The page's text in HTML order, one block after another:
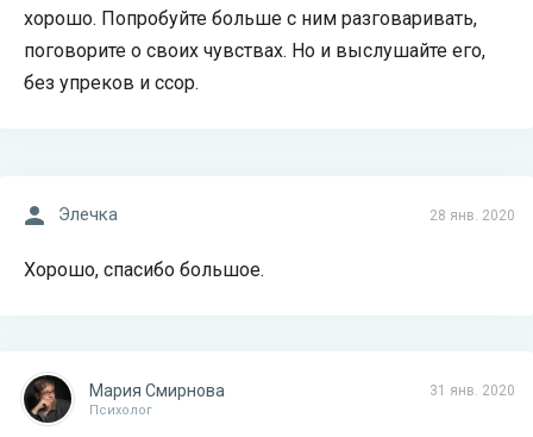
хорошо. Попробуйте больше с ним разговаривать,
поговорите о своих чувствах. Но и выслушайте его,
без упреков и ссор.
28 янв. 2020
Элечка
Хорошо, спасибо большое.
31 янв. 2020
Мария Смирнова
Психолог